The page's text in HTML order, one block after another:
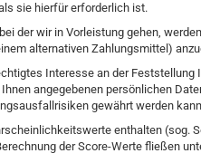
sie hierfür erforderlich ist.
der wir in Vorleistung gehen,
alternativen Zahlungsmittel)
Interesse an der
angegebenen persönlichen
gewährt werden
enthalten (sog.
der Score-Werte fließen